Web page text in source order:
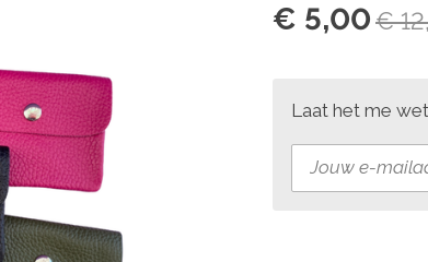
€ 5,00 €
Laat het me